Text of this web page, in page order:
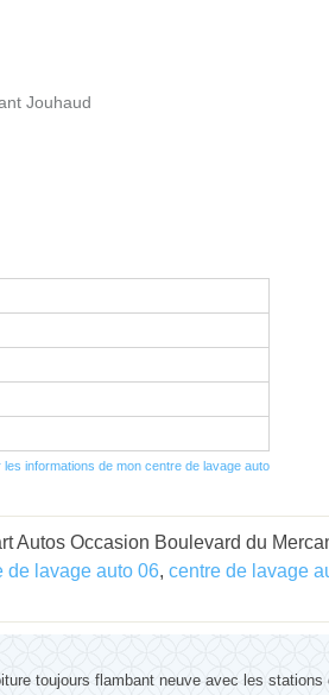
Jouhaud
les informations de mon centre de lavage auto
Autos Occasion Boulevard du
de lavage auto 06, centre de lavage
toujours flambant neuve avec les stations